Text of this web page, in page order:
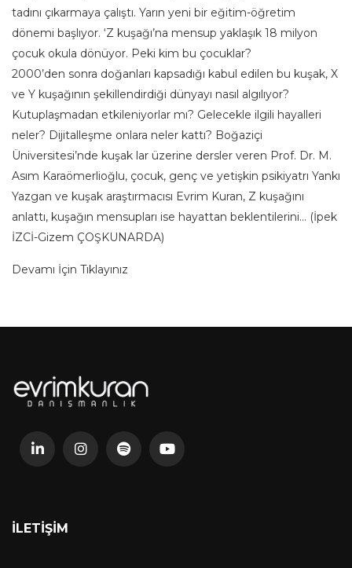
tadını çıkarmaya çalıştı. Yarın yeni bir eğitim-öğretim
dönemi başlıyor. ‘Z kuşağı’na mensup yaklaşık 18 milyon
çocuk okula dönüyor. Peki kim bu çocuklar?
2000’den sonra doğanları kapsadığı kabul edilen bu kuşak, X
ve Y kuşağının şekillendirdiği dünyayı nasıl algılıyor?
Kutuplaşmadan etkileniyorlar mı? Gelecekle ilgili hayalleri
neler? Dijitalleşme onlara neler kattı? Boğaziçi
Üniversitesi’nde kuşak lar üzerine dersler veren Prof. Dr. M.
Asım Karaömerlioğlu, çocuk, genç ve yetişkin psikiyatrı Yankı
Yazgan ve kuşak araştırmacısı Evrim Kuran, Z kuşağını
anlattı, kuşağın mensupları ise hayattan beklentilerini… (İpek
İZCİ-Gizem ÇOŞKUNARDA)
Devamı İçin Tıklayınız
İLETIŞIM